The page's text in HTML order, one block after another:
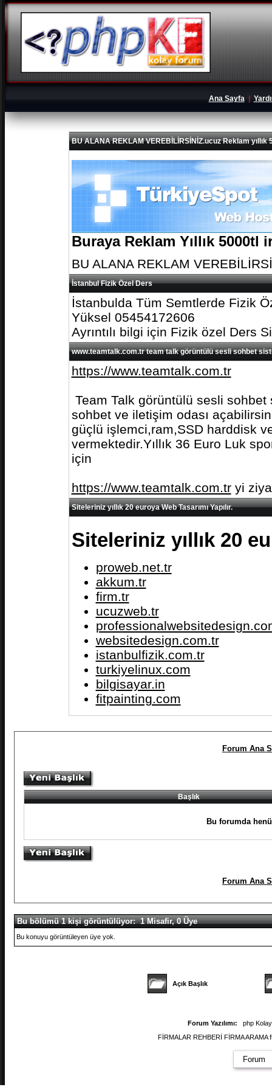
Ana Sayfa|
BU ALANA REKLAM VEREBİLİRSİNİZ.ucuz Reklam yıllık
Buraya Reklam Yıllık
BU ALANA REKLAM
İstanbul Fizik Özel Ders
İstanbulda Tüm Semtlerde Fizik
Yüksel 05454172606
Ayrıntılı bilgi için Fizik özel Ders
www.teamtalk.com.tr team talk görüntülü sesli sohbet
https://www.teamtalk.com.tr
Team Talk görüntülü sesli
sohbet ve iletişim odası
güçlü işlemci,ram,SSD harddisk
vermektedir.Yıllık 36 Euro Luk
için
https://www.teamtalk.com.tryi
Siteleriniz yıllık 20 euroya Web Tasarımı Yapılır.
Siteleriniz yıllık 20
proweb.net.tr
akkum.tr
firm.tr
ucuzweb.tr
websitedesign.com.tr
istanbulfizik.com.tr
turkiyelinux.com
bilgisayar.in
fitpainting.com
Forum Ana
Başlık
Bu forumda
Forum Ana
Bu bölümü 1 kişi görüntülüyor: 1 Misafir, 0 Üye
Bu konuyu görüntüleyen üye yok.
Açık Başlık
Forum Yazılımı:
php
FİRMALAR REHBERİ FİRMA
Forum